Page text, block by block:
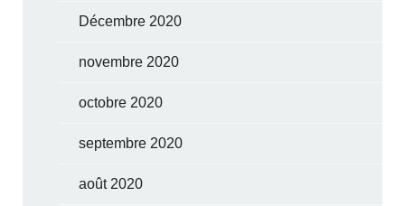
Décembre 2020
novembre 2020
octobre 2020
septembre 2020
août 2020